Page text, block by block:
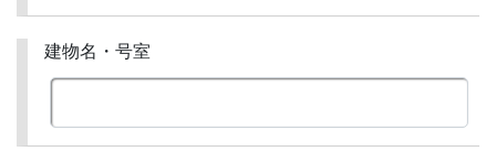
建物名・号室